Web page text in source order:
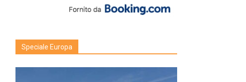
Speciale Europa